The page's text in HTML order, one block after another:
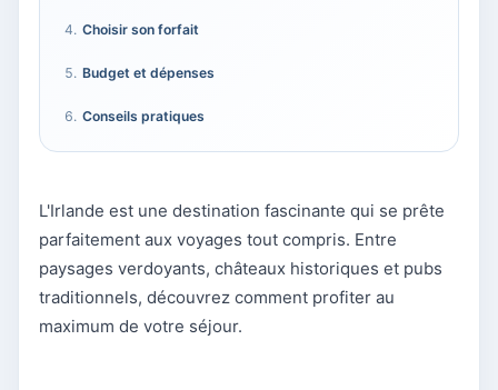
Choisir son forfait
Budget et dépenses
Conseils pratiques
L'Irlande est une destination fascinante qui se prête
parfaitement aux voyages tout compris. Entre
paysages verdoyants, châteaux historiques et pubs
traditionnels, découvrez comment profiter au
maximum de votre séjour.